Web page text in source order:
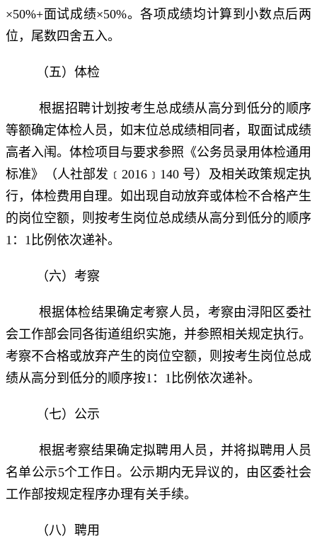
×50%+面试成绩×50%。各项成绩均计算到小数点后两
位，尾数四舍五入。
（五）体检
根据招聘计划按考生总成绩从高分到低分的顺序
等额确定体检人员，如末位总成绩相同者，取面试成绩
高者入闱。体检项目与要求参照《公务员录用体检通用
标准》（人社部发﹝2016﹞140 号）及相关政策规定执
行，体检费用自理。如出现自动放弃或体检不合格产生
的岗位空额，则按考生岗位总成绩从高分到低分的顺序
1：1比例依次递补。
（六）考察
根据体检结果确定考察人员，考察由浔阳区委社
会工作部会同各街道组织实施，并参照相关规定执行。
考察不合格或放弃产生的岗位空额，则按考生岗位总成
绩从高分到低分的顺序按1：1比例依次递补。
（七）公示
根据考察结果确定拟聘用人员，并将拟聘用人员
名单公示5个工作日。公示期内无异议的，由区委社会
工作部按规定程序办理有关手续。
（八）聘用